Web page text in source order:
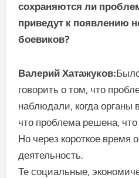
сохраняются ли
приведут к появлению
боевиков?
Валерий Хатажуков:
говорить о том, что
наблюдали, когда органы
что проблема решена,
Но через короткое время
деятельность.
Те социальные,